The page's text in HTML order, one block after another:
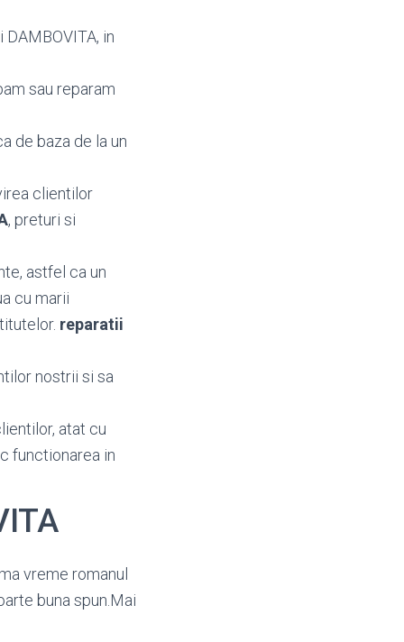
in
sau reparam
de baza de la un
clientilor
, preturi si
astfel ca un
cu marii
reparatii
nostrii si sa
atat cu
functionarea in
vreme romanul
buna spun.Mai